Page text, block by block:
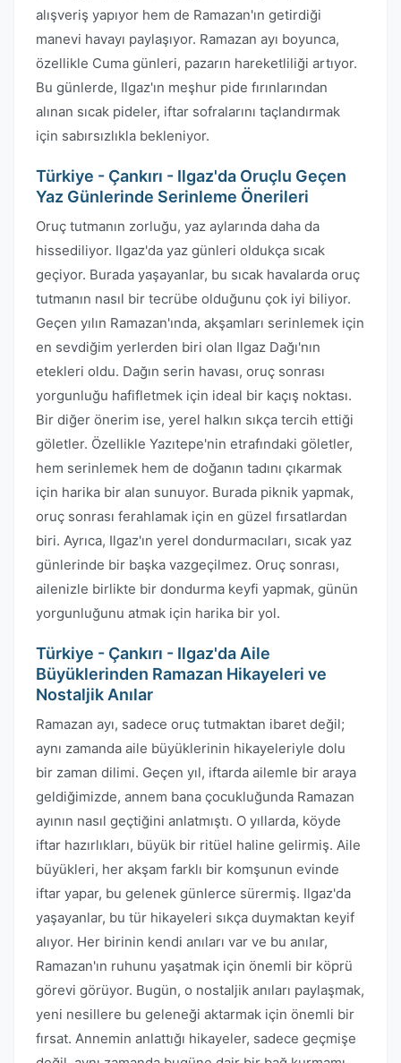
alışveriş yapıyor hem de Ramazan'ın getirdiği
manevi havayı paylaşıyor. Ramazan ayı boyunca,
özellikle Cuma günleri, pazarın hareketliliği artıyor.
Bu günlerde, Ilgaz'ın meşhur pide fırınlarından
alınan sıcak pideler, iftar sofralarını taçlandırmak
için sabırsızlıkla bekleniyor.
Türkiye - Çankırı - Ilgaz'da Oruçlu Geçen
Yaz Günlerinde Serinleme Önerileri
Oruç tutmanın zorluğu, yaz aylarında daha da
hissediliyor. Ilgaz'da yaz günleri oldukça sıcak
geçiyor. Burada yaşayanlar, bu sıcak havalarda oruç
tutmanın nasıl bir tecrübe olduğunu çok iyi biliyor.
Geçen yılın Ramazan'ında, akşamları serinlemek için
en sevdiğim yerlerden biri olan Ilgaz Dağı'nın
etekleri oldu. Dağın serin havası, oruç sonrası
yorgunluğu hafifletmek için ideal bir kaçış noktası.
Bir diğer önerim ise, yerel halkın sıkça tercih ettiği
göletler. Özellikle Yazıtepe'nin etrafındaki göletler,
hem serinlemek hem de doğanın tadını çıkarmak
için harika bir alan sunuyor. Burada piknik yapmak,
oruç sonrası ferahlamak için en güzel fırsatlardan
biri. Ayrıca, Ilgaz'ın yerel dondurmacıları, sıcak yaz
günlerinde bir başka vazgeçilmez. Oruç sonrası,
ailenizle birlikte bir dondurma keyfi yapmak, günün
yorgunluğunu atmak için harika bir yol.
Türkiye - Çankırı - Ilgaz'da Aile
Büyüklerinden Ramazan Hikayeleri ve
Nostaljik Anılar
Ramazan ayı, sadece oruç tutmaktan ibaret değil;
aynı zamanda aile büyüklerinin hikayeleriyle dolu
bir zaman dilimi. Geçen yıl, iftarda ailemle bir araya
geldiğimizde, annem bana çocukluğunda Ramazan
ayının nasıl geçtiğini anlatmıştı. O yıllarda, köyde
iftar hazırlıkları, büyük bir ritüel haline gelirmiş. Aile
büyükleri, her akşam farklı bir komşunun evinde
iftar yapar, bu gelenek günlerce sürermiş. Ilgaz'da
yaşayanlar, bu tür hikayeleri sıkça duymaktan keyif
alıyor. Her birinin kendi anıları var ve bu anılar,
Ramazan'ın ruhunu yaşatmak için önemli bir köprü
görevi görüyor. Bugün, o nostaljik anıları paylaşmak,
yeni nesillere bu geleneği aktarmak için önemli bir
fırsat. Annemin anlattığı hikayeler, sadece geçmişe